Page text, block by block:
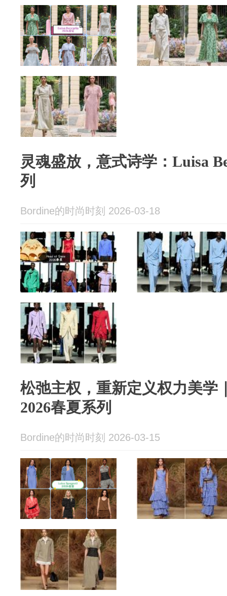
灵魂盛放，意式诗学：Luisa
列
Bordine的时尚时刻 2026-03-18
松弛主权，重新定义权力美学
2026春夏系列
Bordine的时尚时刻 2026-03-15